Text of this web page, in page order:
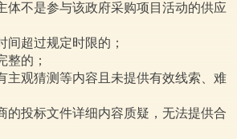
体不是参与该政府采购项目活动的供应
间超过规定时限的；
整的；
主观猜测等内容且未提供有效线索、难
的投标文件详细内容质疑，无法提供合